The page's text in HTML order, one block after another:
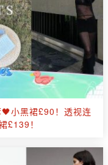
小黑裙£90！透视连
£139！